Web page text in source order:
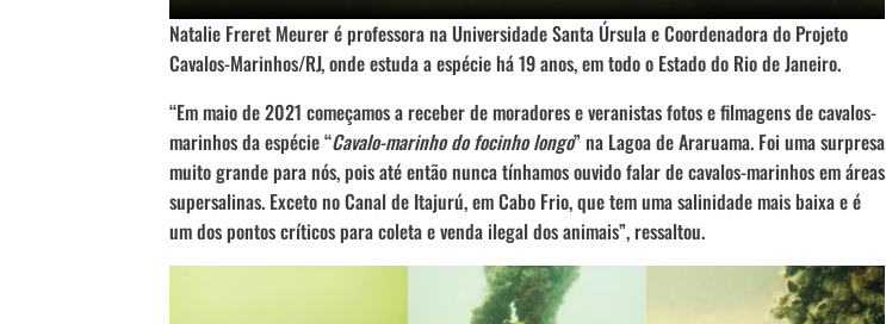
Natalie Freret Meurer é professora na Universidade Santa Úrsula e Coordenadora do Projeto
Cavalos-Marinhos/RJ, onde estuda a espécie há 19 anos, em todo o Estado do Rio de Janeiro.
“Em maio de 2021 começamos a receber de moradores e veranistas fotos e filmagens de cavalos-
marinhos da espécie “Cavalo-marinho do focinho longo” na Lagoa de Araruama. Foi uma surpresa
muito grande para nós, pois até então nunca tínhamos ouvido falar de cavalos-marinhos em áreas
supersalinas. Exceto no Canal de Itajurú, em Cabo Frio, que tem uma salinidade mais baixa e é
um dos pontos críticos para coleta e venda ilegal dos animais”, ressaltou.